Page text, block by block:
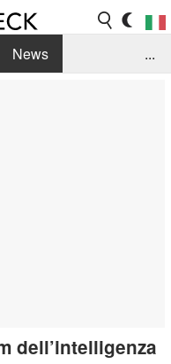
News
...
dell’intelligenza